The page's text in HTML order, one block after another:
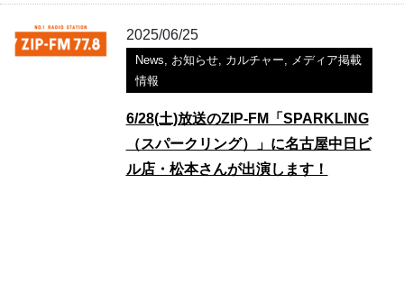
2025/06/25
News, お知らせ, カルチャー, メディア掲載
情報
6/28(土)放送のZIP-FM「SPARKLING
（スパークリング）」に名古屋中日ビ
ル店・松本さんが出演します！